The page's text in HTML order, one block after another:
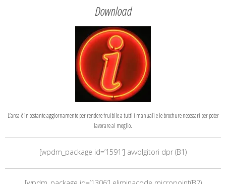
Download
L’area è in costante aggiornamento per rendere fruibile a tutti i manuali e le brochure necessari per poter
lavorare al meglio.
[wpdm_package id=’1591′] avvolgitori dpr (B1)